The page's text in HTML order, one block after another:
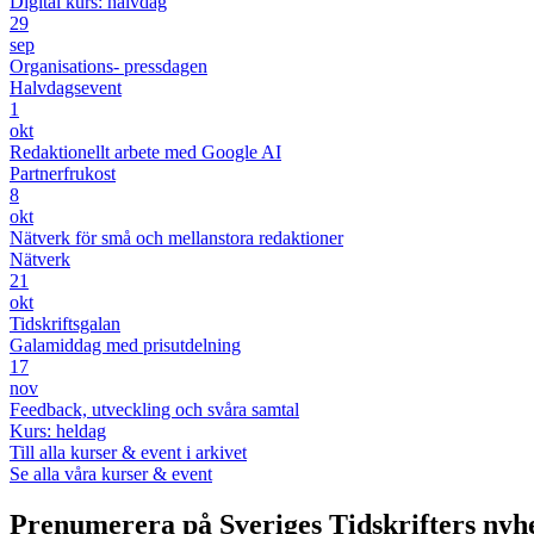
29
sep
Organisations- pressdagen
Halvdagsevent
1
okt
Redaktionellt arbete med Google AI
Partnerfrukost
8
okt
Nätverk för små och mellanstora redaktioner
Nätverk
21
okt
Tidskriftsgalan
Galamiddag med prisutdelning
17
nov
Feedback, utveckling och svåra samtal
Kurs: heldag
Till alla kurser & event i arkivet
Se alla våra kurser & event
Prenumerera på Sveriges Tidskrifters